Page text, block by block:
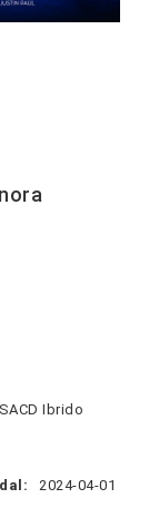
SACD Ibrido
2024-04-01